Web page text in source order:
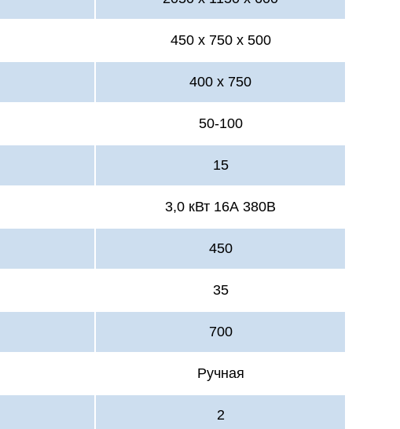
450 х 750 х 500
400 х 750
50-100
15
3,0 кВт 16А 380В
450
35
700
Ручная
2